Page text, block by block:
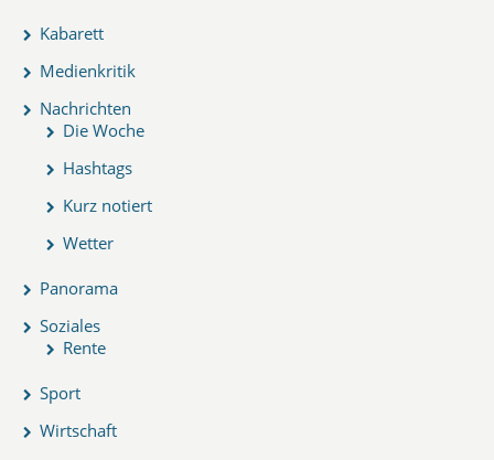
Kabarett
Medienkritik
Nachrichten
Die Woche
Hashtags
Kurz notiert
Wetter
Panorama
Soziales
Rente
Sport
Wirtschaft